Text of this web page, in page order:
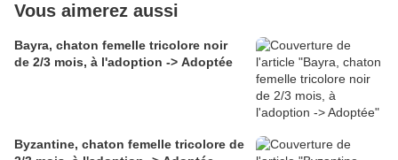
Vous aimerez aussi
Bayra, chaton femelle tricolore noir
de 2/3 mois, à l'adoption -> Adoptée
Byzantine, chaton femelle tricolore de